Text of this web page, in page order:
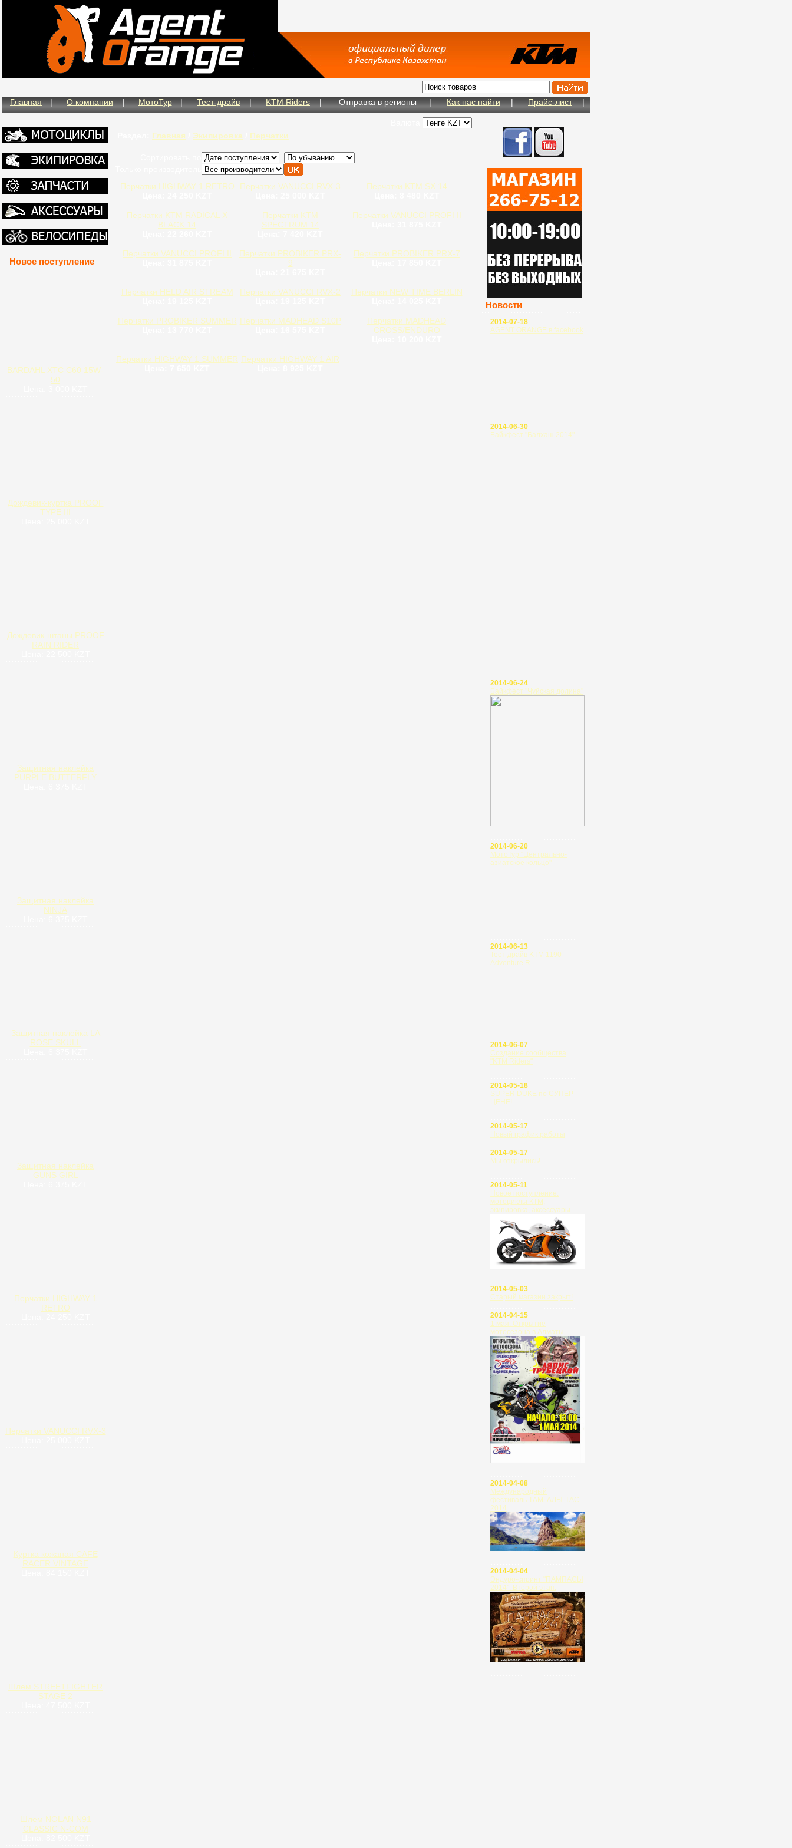
Главная | О компании | МотоТур | Тест-драйв | KTM Riders | Отправка в регионы | Как нас найти | Прайс-лист |
Новое поступление
BARDAHL XTC C60 15W-
50
Дождевик-куртка PROOF
TYPE III
Дождевик-штаны PROOF
RAIN RIDER
Защитная наклейка
PURPLE BUTTERFLY
Защитная наклейка
NINJA
Защитная наклейка LA
ROSE SKULL
Защитная наклейка
GUNS GIRL
Перчатки HIGHWAY 1
RETRO
Перчатки VANUCCI RVX-3
Куртка кожаная CAFE
RACER VINTAGE
Шлем STREETFIGHTER
STAGE 2
Шлем NOLAN N91
CLASSIC N-COM
Главная Экипировка Перчатки
Перчатки HIGHWAY 1 RETRO
Перчатки VANUCCI RVX-3
Перчатки KTM SX 14
Перчатки KTM RADICAL X
BLACK 14
Перчатки KTM
SPECTRUM 14
Перчатки VANUCCI PROFI II
Перчатки VANUCCI PROFI II
Перчатки PROBIKER PRX-
9
Перчатки PROBIKER PRX-7
Перчатки HELD AIR STREAM
Перчатки VANUCCI RVX-2
Перчатки NEW TIME BERLIN
Перчатки PROBIKER SUMMER Перчатки MADHEAD S10P
Перчатки MADHEAD
CROSS/ENDURO
Перчатки HIGHWAY 1 SUMMER Перчатки HIGHWAY 1 AIR
Новости
2014-07-18
AGENT ORANGE в facebook
2014-06-30
Байкфест "Балхаш 2014"
2014-06-24
Байкфест "Чуйская долина"
2014-06-20
МотоТур "Центрально-
азиатское кольцо"
2014-06-13
Тест-драйв KTM 1190
Adventure R
2014-06-07
Создание сообщества
"KTM Riders"
2014-05-18
SUPER DUKE по СУПЕР
ЦЕНЕ!
2014-05-17
Новый график работы
2014-05-17
Мы открылись!
2014-05-11
Новое поступление:
мотоциклы КТМ,
экипировка, аксессуары
2014-05-03
Старый магазин закрыт!
2014-04-15
1 мая. Открытие
мотосезона в Алматы.
2014-04-08
Международный
фестиваль ТАМГАЛЫ-ТАС
2014
2014-04-04
Эндуро-спринт "ПАМПАСЫ
2014". Второй этап.